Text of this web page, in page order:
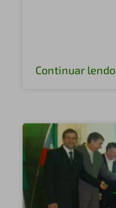
Continuar lendo